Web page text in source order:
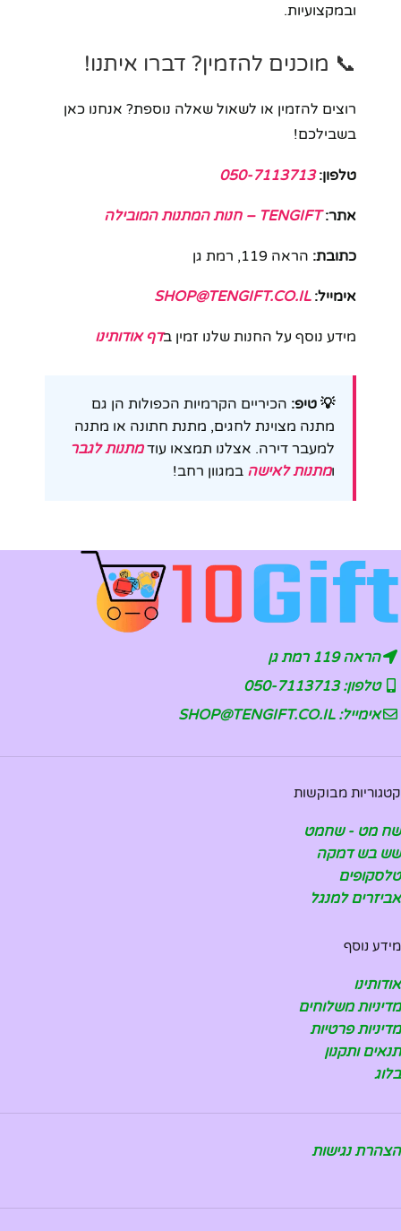
ובמקצועיות.
📞 מוכנים להזמין? דברו איתנו!
רוצים להזמין או לשאול שאלה נוספת? אנחנו כאן
בשבילכם!
טלפון: 050-7113713
אתר: TENGIFT – חנות המתנות המובילה
כתובת: הראה 119, רמת גן
אימייל: SHOP@TENGIFT.CO.IL
מידע נוסף על החנות שלנו זמין בדף אודותינו
💡 טיפ: הכיריים הקרמיות הכפולות הן גם
מתנה מצוינת לחגים, מתנת חתונה או מתנה
למעבר דירה. אצלנו תמצאו עודמתנות לגבר
ומתנות לאישה במגוון רחב!
הראה 119 רמת גן
טלפון: 050-7113713
אימייל: SHOP@TENGIFT.CO.IL
קטגוריות מבוקשות
שח מט - שחמט
שש בש דמקה
טלסקופים
אביזרים למנגל
מידע נוסף
אודותינו
מדיניות משלוחים
מדיניות פרטיות
תנאים ותקנון
בלוג
הצהרת נגישות